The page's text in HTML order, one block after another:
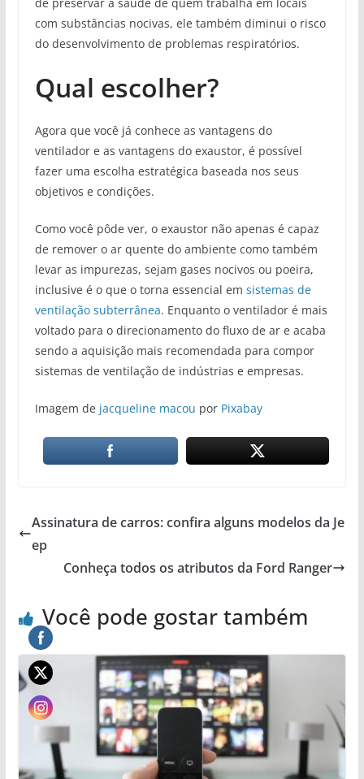
com substâncias nocivas, ele também diminui o risco
do desenvolvimento de problemas respiratórios.
Qual escolher?
Agora que você já conhece as vantagens do
ventilador e as vantagens do exaustor, é possível
fazer uma escolha estratégica baseada nos seus
objetivos e condições.
Como você pôde ver, o exaustor não apenas é capaz
de remover o ar quente do ambiente como também
levar as impurezas, sejam gases nocivos ou poeira,
inclusive é o que o torna essencial em sistemas de
ventilação subterrânea. Enquanto o ventilador é mais
voltado para o direcionamento do fluxo de ar e acaba
sendo a aquisição mais recomendada para compor
sistemas de ventilação de indústrias e empresas.
Imagem de jacqueline macou por Pixabay
Assinatura de carros: confira alguns modelos da Je
ep
Conheça todos os atributos da Ford Ranger
Você pode gostar também